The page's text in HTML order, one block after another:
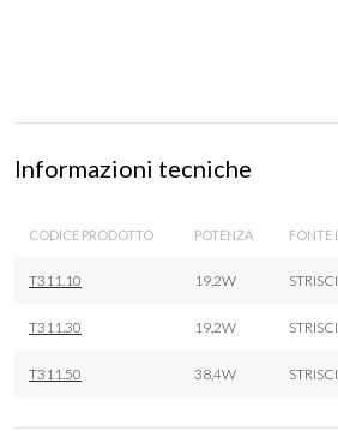
Informazioni tecniche
CODICE PRODOTTO POTENZA FONTE
T311.10 19,2W
T311.30 19,2W
T311.50 38,4W